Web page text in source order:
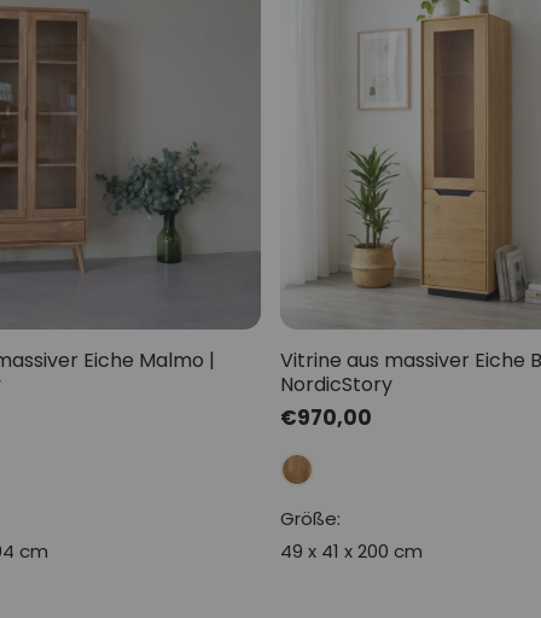
Eiche Malmo |
cm
Vitrine aus massiver Eiche
NordicStory
Normaler
Preis
€970,00
Größe:
49 x 41 x 200 cm